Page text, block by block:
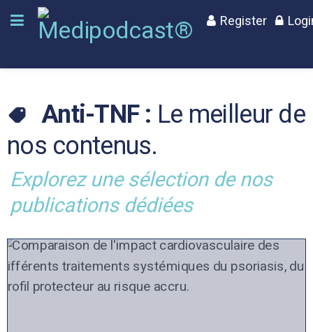
Register
Anti-TNF : Le meilleur de
nos contenus.
Explorez une sélection de nos
publications dédiées